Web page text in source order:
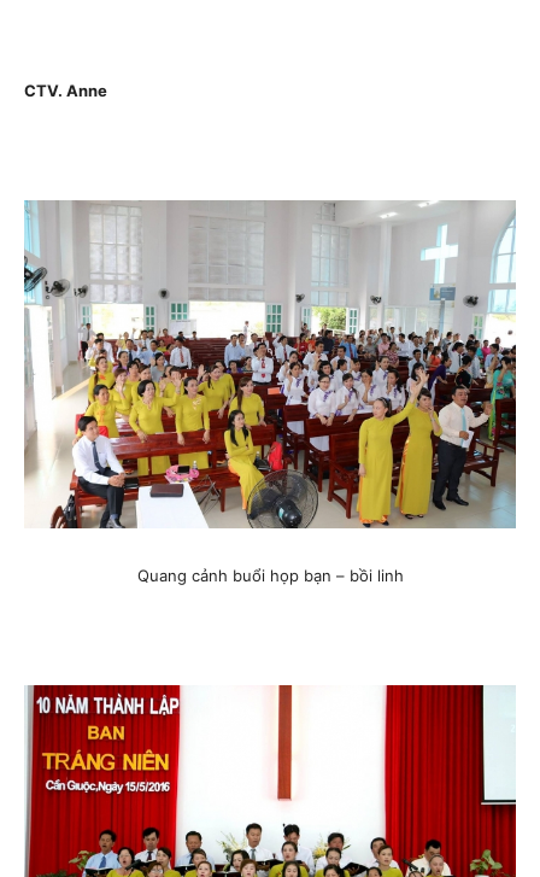
CTV. Anne
Quang cảnh buổi họp bạn – bồi linh